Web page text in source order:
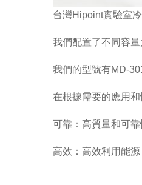
台灣Hipoint實驗室
我們配置了不同容量
我們的型號有MD-
在根據需要的應用
可靠：高質量和可
高效：高效利用能